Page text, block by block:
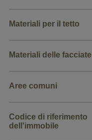
Materiali per il tetto
Materiali delle facciate
Aree comuni
Codice di riferimento
dell'immobile